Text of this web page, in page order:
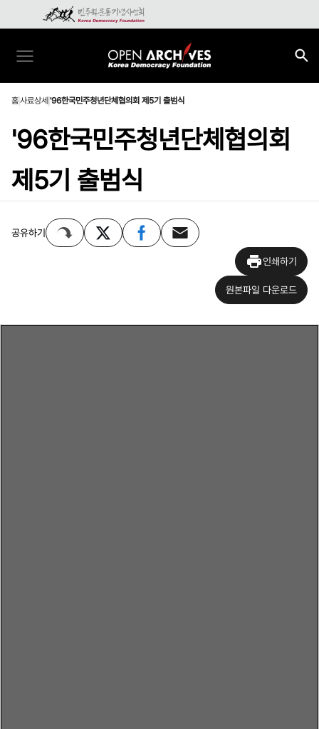
홈사료상세 '96한국민주청년단체협의회 제5기 출범식
'96한국민주청년단체협의회
제5기 출범식
공유하기
인쇄하기
원본파일 다운로드